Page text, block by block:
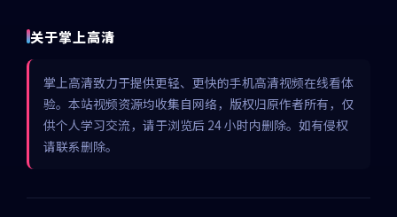
关于掌上高清
掌上高清致力于提供更轻、更快的手机高清视频在线看体
验。本站视频资源均收集自网络，版权归原作者所有，仅
供个人学习交流，请于浏览后 24 小时内删除。如有侵权
请联系删除。